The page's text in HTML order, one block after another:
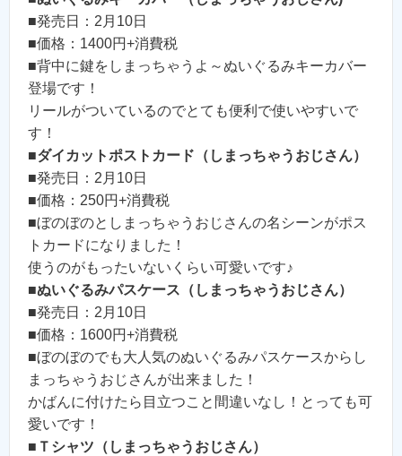
■発売日：2月10日
■価格：1400円+消費税
■背中に鍵をしまっちゃうよ～ぬいぐるみキーカバー
登場です！
リールがついているのでとても便利で使いやすいで
す！
■ダイカットポストカード（しまっちゃうおじさん）
■発売日：2月10日
■価格：250円+消費税
■ぼのぼのとしまっちゃうおじさんの名シーンがポス
トカードになりました！
使うのがもったいないくらい可愛いです♪
■ぬいぐるみパスケース（しまっちゃうおじさん）
■発売日：2月10日
■価格：1600円+消費税
■ぼのぼのでも大人気のぬいぐるみパスケースからし
まっちゃうおじさんが出来ました！
かばんに付けたら目立つこと間違いなし！とっても可
愛いです！
■ Ｔシャツ（しまっちゃうおじさん）